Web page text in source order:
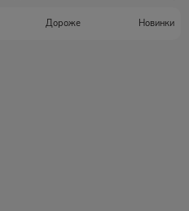
Дороже Новинки